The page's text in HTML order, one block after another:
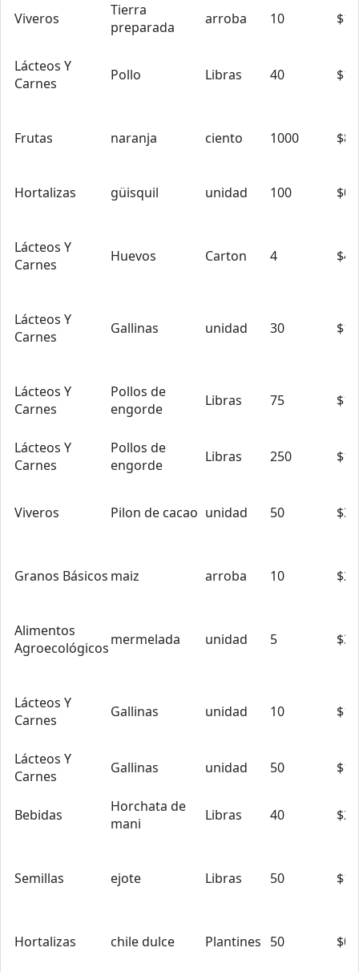
Viveros
Tierra
preparada
arroba 10
Lácteos Y
Carnes
Pollo Libras 40
Frutas naranja ciento 1000
Hortalizas güisquil unidad 100
Lácteos Y
Carnes
Huevos Carton 4
Lácteos Y
Carnes
Gallinas unidad 30
Lácteos Y
Carnes
Pollos de
engorde
Libras 75
Lácteos Y
Carnes
Pollos de
engorde
Libras 250
Viveros Pilon de cacao unidad 50
Granos Básicos maiz arroba 10
Alimentos
Agroecológicosmermelada unidad 5
Lácteos Y
Carnes
Gallinas unidad 10
Lácteos Y
Carnes
Gallinas unidad 50
Bebidas
Horchata de
mani
Libras 40
Semillas ejote Libras 50
Hortalizas chile dulce Plantines 50